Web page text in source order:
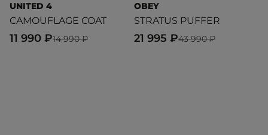
UNITED 4
CAMOUFLAGE COAT
14 990 ₽
11 990 ₽
OBEY
STRATUS PUFFER
43 990 ₽
21 995 ₽